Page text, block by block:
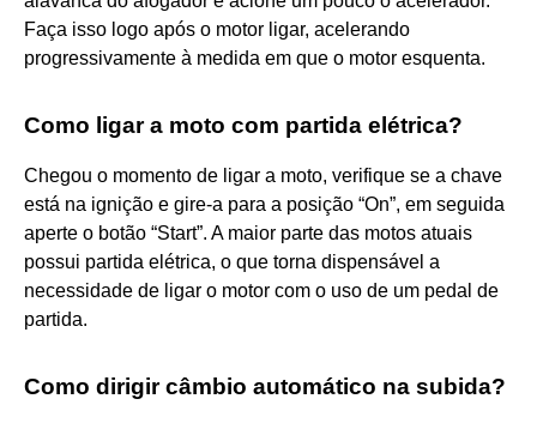
Faça isso logo após o motor ligar, acelerando
progressivamente à medida em que o motor esquenta.
Como ligar a moto com partida elétrica?
Chegou o momento de ligar a moto, verifique se a chave
está na ignição e gire-a para a posição “On”, em seguida
aperte o botão “Start”. A maior parte das motos atuais
possui partida elétrica, o que torna dispensável a
necessidade de ligar o motor com o uso de um pedal de
partida.
Como dirigir câmbio automático na subida?